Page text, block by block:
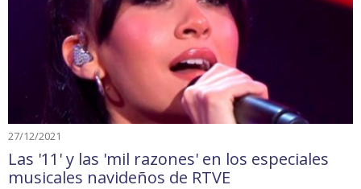
27/12/2021
Las '11' y las 'mil razones' en los especiales
musicales navideños de RTVE